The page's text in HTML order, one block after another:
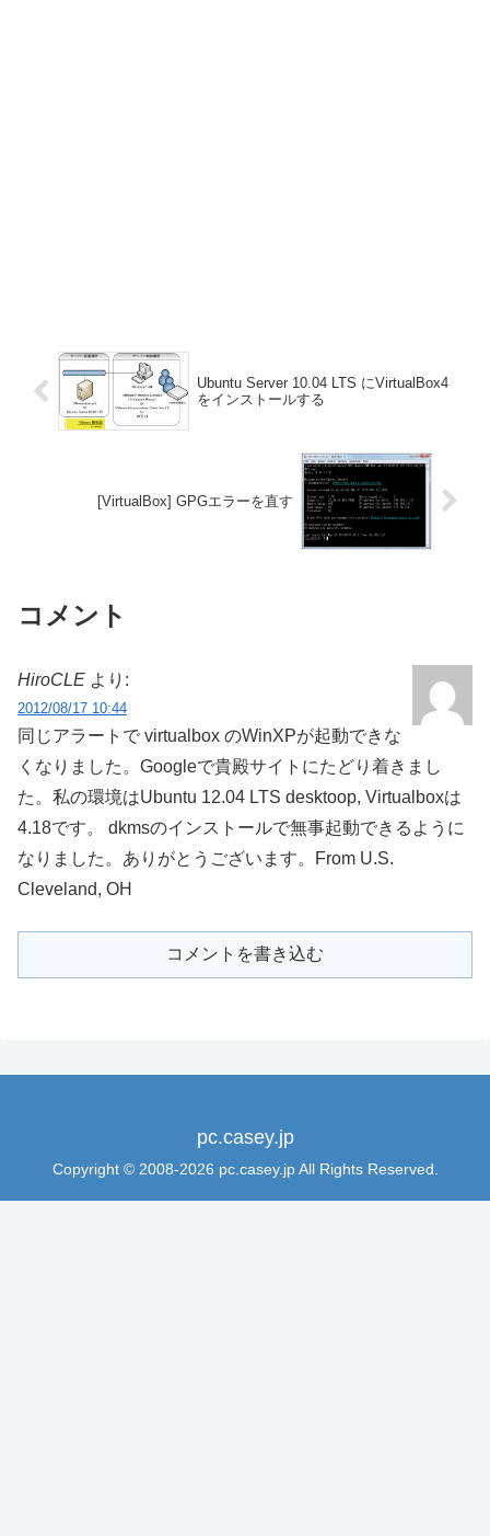
Ubuntu Server 10.04 LTS にVirtualBox4
をインストールする
[VirtualBox] GPGエラーを直す
コメント
HiroCLE より:
2012/08/17 10:44
同じアラートで virtualbox のWinXPが起動できな
くなりました。Googleで貴殿サイトにたどり着きまし
た。私の環境はUbuntu 12.04 LTS desktoop, Virtualboxは
4.18です。 dkmsのインストールで無事起動できるように
なりました。ありがとうございます。From U.S.
Cleveland, OH
コメントを書き込む
pc.casey.jp
Copyright © 2008-2026 pc.casey.jp All Rights Reserved.